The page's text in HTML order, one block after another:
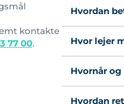
kontakte
77 00.
Hvordan
Hvor lejer
Hvornår
Hvordan